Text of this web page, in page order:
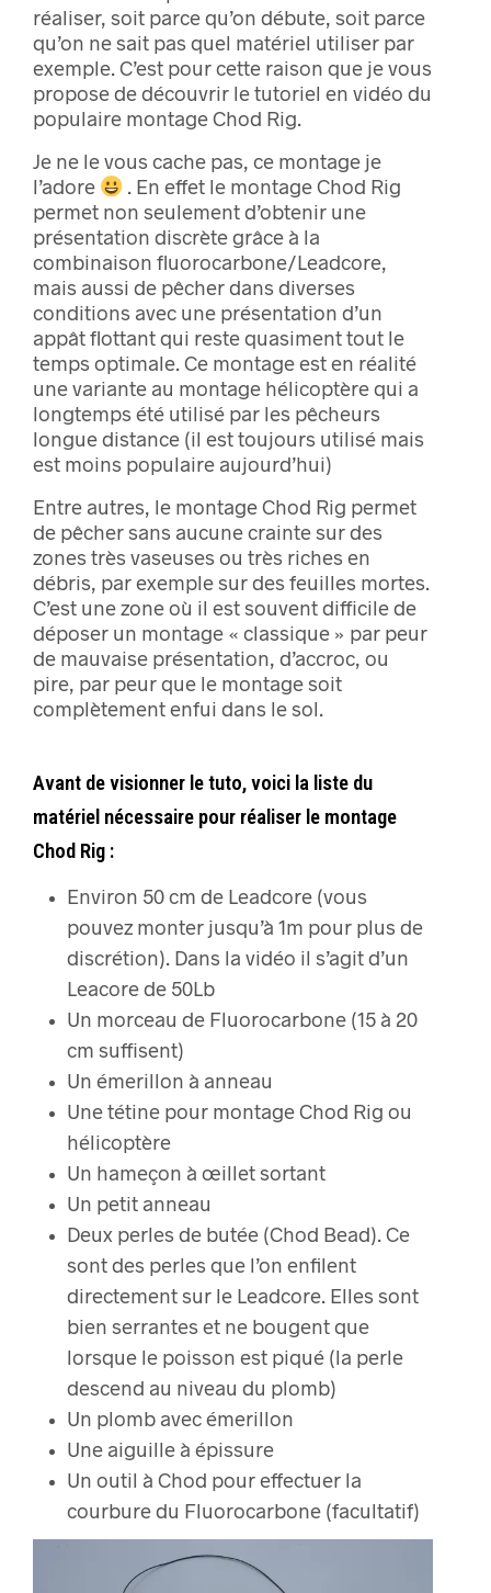
réaliser, soit parce qu’on débute, soit parce
qu’on ne sait pas quel matériel utiliser par
exemple. C’est pour cette raison que je vous
propose de découvrir le tutoriel en vidéo du
populaire montage Chod Rig.
Je ne le vous cache pas, ce montage je
l’adore
. En effet le montage Chod Rig
permet non seulement d’obtenir une
présentation discrète grâce à la
combinaison fluorocarbone/Leadcore,
mais aussi de pêcher dans diverses
conditions avec une présentation d’un
appât flottant qui reste quasiment tout le
temps optimale. Ce montage est en réalité
une variante au montage hélicoptère qui a
longtemps été utilisé par les pêcheurs
longue distance (il est toujours utilisé mais
est moins populaire aujourd’hui)
Entre autres, le montage Chod Rig permet
de pêcher sans aucune crainte sur des
zones très vaseuses ou très riches en
débris, par exemple sur des feuilles mortes.
C’est une zone où il est souvent difficile de
déposer un montage « classique » par peur
de mauvaise présentation, d’accroc, ou
pire, par peur que le montage soit
complètement enfui dans le sol.
Avant de visionner le tuto, voici la liste du
matériel nécessaire pour réaliser le montage
Chod Rig :
Environ 50 cm de Leadcore (vous
pouvez monter jusqu’à 1m pour plus de
discrétion). Dans la vidéo il s’agit d’un
Leacore de 50Lb
Un morceau de Fluorocarbone (15 à 20
cm suffisent)
Un émerillon à anneau
Une tétine pour montage Chod Rig ou
hélicoptère
Un hameçon à œillet sortant
Un petit anneau
Deux perles de butée (Chod Bead). Ce
sont des perles que l’on enfilent
directement sur le Leadcore. Elles sont
bien serrantes et ne bougent que
lorsque le poisson est piqué (la perle
descend au niveau du plomb)
Un plomb avec émerillon
Une aiguille à épissure
Un outil à Chod pour effectuer la
courbure du Fluorocarbone (facultatif)